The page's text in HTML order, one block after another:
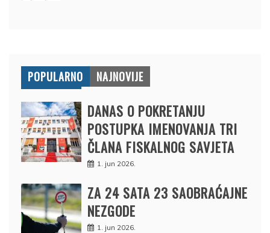
POPULARNO NAJNOVIJE
DANAS O POKRETANJU
POSTUPKA IMENOVANJA TRI
ČLANA FISKALNOG SAVJETA
1. jun 2026.
ZA 24 SATA 23 SAOBRAĆAJNE
NEZGODE
1. jun 2026.